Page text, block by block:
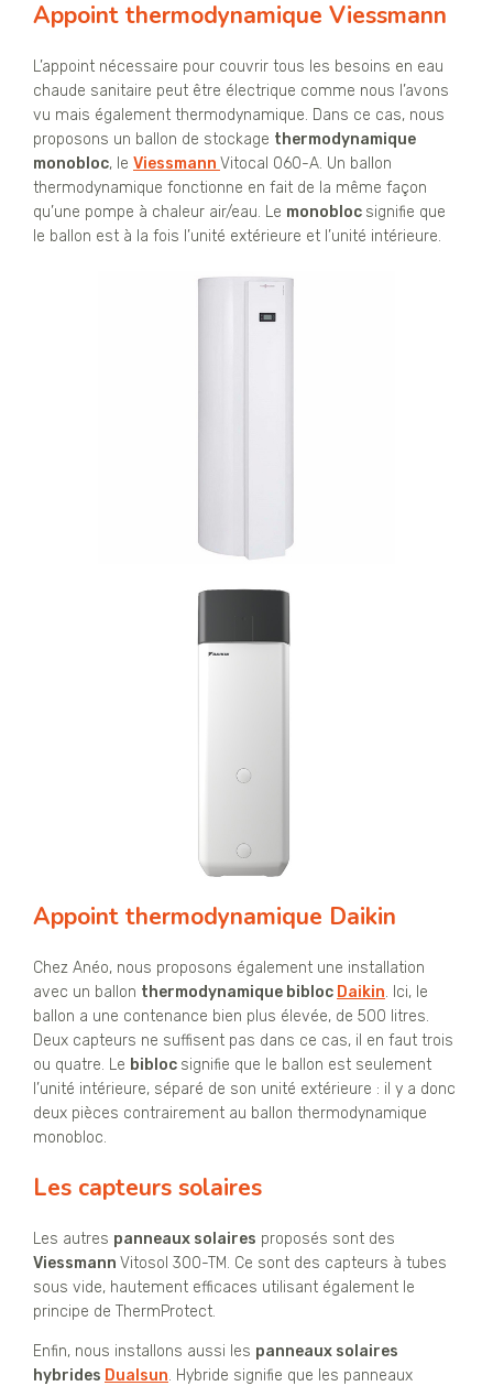
Appoint thermodynamique Viessmann
L’appoint nécessaire pour couvrir tous les besoins en eau
chaude sanitaire peut être électrique comme nous l’avons
vu mais également thermodynamique. Dans ce cas, nous
proposons un ballon de stockage thermodynamique
monobloc, le Viessmann Vitocal 060-A. Un ballon
thermodynamique fonctionne en fait de la même façon
qu’une pompe à chaleur air/eau. Le monobloc signifie que
le ballon est à la fois l’unité extérieure et l’unité intérieure.
Appoint thermodynamique Daikin
Chez Anéo, nous proposons également une installation
avec un ballon thermodynamique bibloc Daikin. Ici, le
ballon a une contenance bien plus élevée, de 500 litres.
Deux capteurs ne suffisent pas dans ce cas, il en faut trois
ou quatre. Le bibloc signifie que le ballon est seulement
l’unité intérieure, séparé de son unité extérieure : il y a donc
deux pièces contrairement au ballon thermodynamique
monobloc.
Les capteurs solaires
Les autres panneaux solaires proposés sont des
Viessmann Vitosol 300-TM. Ce sont des capteurs à tubes
sous vide, hautement efficaces utilisant également le
principe de ThermProtect.
Enfin, nous installons aussi les panneaux solaires
hybrides Dualsun. Hybride signifie que les panneaux